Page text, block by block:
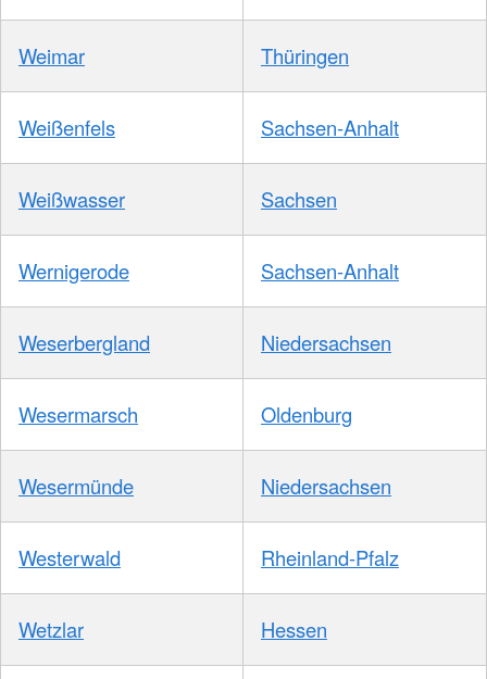
Weimar Thüringen
Weißenfels Sachsen-Anhalt
Weißwasser Sachsen
Wernigerode Sachsen-Anhalt
Weserbergland Niedersachsen
Wesermarsch Oldenburg
Wesermünde Niedersachsen
Westerwald Rheinland-Pfalz
Wetzlar Hessen